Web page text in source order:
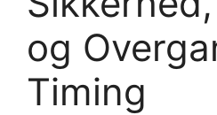
og
Timing